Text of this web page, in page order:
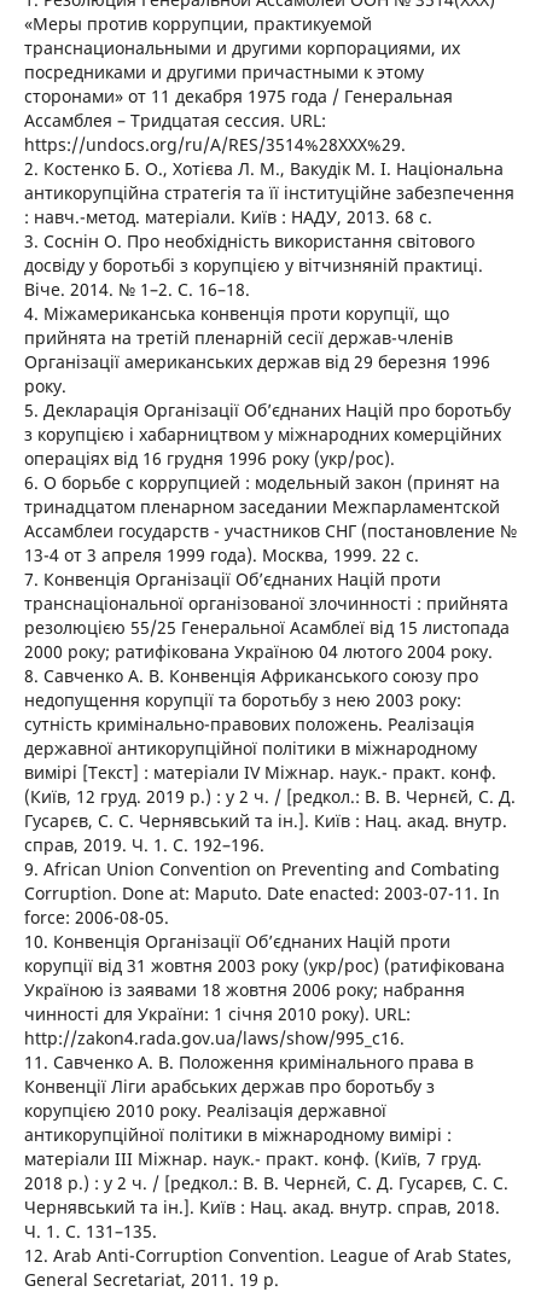
«Меры против коррупции, практикуемой
транснациональными и другими корпорациями, их
посредниками и другими причастными к этому
сторонами» от 11 декабря 1975 года / Генеральная
Ассамблея – Тридцатая сессия. URL:
https://undocs.org/ru/A/RES/3514%28XXX%29.
2. Костенко Б. О., Хотієва Л. М., Вакудік М. І. Національна
антикорупційна стратегія та її інституційне забезпечення
: навч.-метод. матеріали. Київ : НАДУ, 2013. 68 с.
3. Соснін О. Про необхідність використання світового
досвіду у боротьбі з корупцією у вітчизняній практиці.
Віче. 2014. № 1–2. С. 16–18.
4. Міжамериканська конвенція проти корупції, що
прийнята на третій пленарній сесії держав-членів
Організації американських держав від 29 березня 1996
року.
5. Декларація Організації Об’єднаних Націй про боротьбу
з корупцією і хабарництвом у міжнародних комерційних
операціях від 16 грудня 1996 року (укр/рос).
6. О борьбе с коррупцией : модельный закон (принят на
тринадцатом пленарном заседании Межпарламентской
Ассамблеи государств - участников СНГ (постановление №
13-4 от 3 апреля 1999 года). Москва, 1999. 22 с.
7. Конвенція Організації Об’єднаних Націй проти
транснаціональної організованої злочинності : прийнята
резолюцією 55/25 Генеральної Асамблеї від 15 листопада
2000 року; ратифікована Україною 04 лютого 2004 року.
8. Савченко А. В. Конвенція Африканського союзу про
недопущення корупції та боротьбу з нею 2003 року:
сутність кримінально-правових положень. Реалізація
державної антикорупційної політики в міжнародному
вимірі [Текст] : матеріали ІV Міжнар. наук.- практ. конф.
(Київ, 12 груд. 2019 р.) : у 2 ч. / [редкол.: В. В. Чернєй, С. Д.
Гусарєв, С. С. Чернявський та ін.]. Київ : Нац. акад. внутр.
справ, 2019. Ч. 1. С. 192–196.
9. African Union Convention on Preventing and Combating
Corruption. Done at: Maputo. Date enacted: 2003-07-11. In
force: 2006-08-05.
10. Конвенція Організації Об’єднаних Націй проти
корупції від 31 жовтня 2003 року (укр/рос) (ратифікована
Україною із заявами 18 жовтня 2006 року; набрання
чинності для України: 1 січня 2010 року). URL:
http://zakon4.rada.gov.ua/laws/show/995_c16.
11. Савченко А. В. Положення кримінального права в
Конвенції Ліги арабських держав про боротьбу з
корупцією 2010 року. Реалізація державної
антикорупційної політики в міжнародному вимірі :
матеріали ІІІ Міжнар. наук.- практ. конф. (Київ, 7 груд.
2018 р.) : у 2 ч. / [редкол.: В. В. Чернєй, С. Д. Гусарєв, С. С.
Чернявський та ін.]. Київ : Нац. акад. внутр. справ, 2018.
Ч. 1. С. 131–135.
12. Arab Anti-Сorruption Convention. League of Arab States,
General Secretariat, 2011. 19 p.